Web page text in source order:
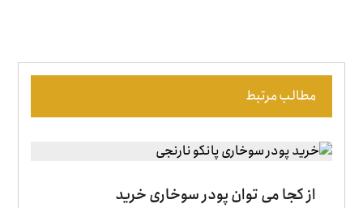
مطالب مرتبط
از کجا می توان پودر سوخاری خرید